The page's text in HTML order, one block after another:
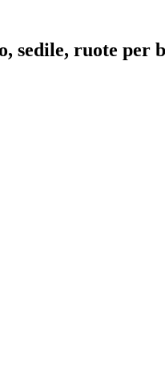
sedile, ruote per